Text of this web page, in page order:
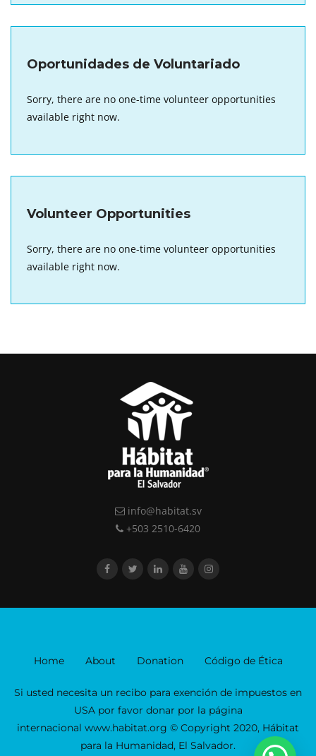
Oportunidades de Voluntariado
Sorry, there are no one-time volunteer opportunities
available right now.
Volunteer Opportunities
Sorry, there are no one-time volunteer opportunities
available right now.
info@habitat.sv
+503 2510-6420
Si usted necesita un recibo para exención de impuestos en
USA por favor donar por la página
internacional www.habitat.org © Copyright 2020, Hábitat
para la Humanidad, El Salvador.
Home About Donation Código de Ética